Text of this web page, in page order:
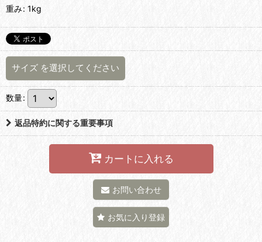
重み: 1kg
サイズ を選択してください
数量:
返品特約に関する重要事項
カートに入れる
お問い合わせ
お気に入り登録